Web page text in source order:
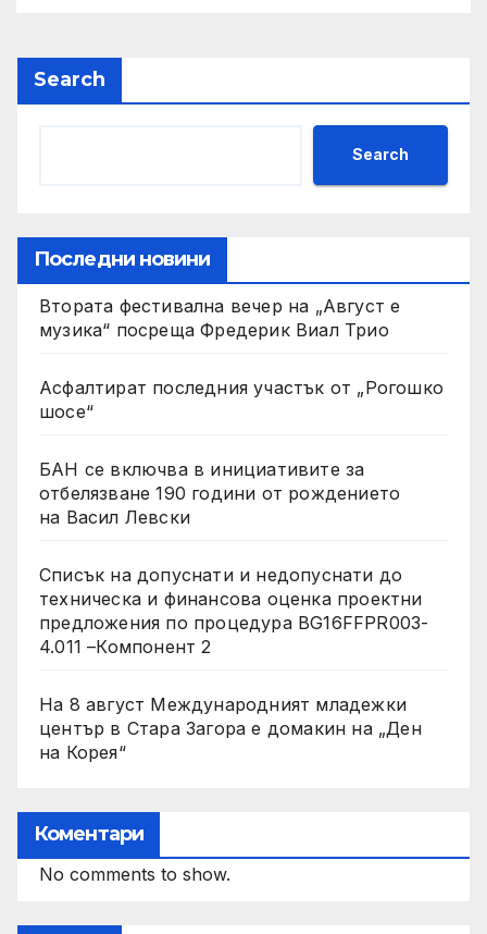
Search
Search
Последни новини
Втората фестивална вечер на „Август е
музика“ посреща Фредерик Виал Трио
Асфалтират последния участък от „Рогошко
шосе“
БАН се включва в инициативите за
отбелязване 190 години от рождението
на Васил Левски
Списък на допуснати и недопуснати до
техническа и финансова оценка проектни
предложения по процедура BG16FFPR003-
4.011 –Компонент 2
На 8 август Международният младежки
център в Стара Загора е домакин на „Ден
на Корея“
Коментари
No comments to show.